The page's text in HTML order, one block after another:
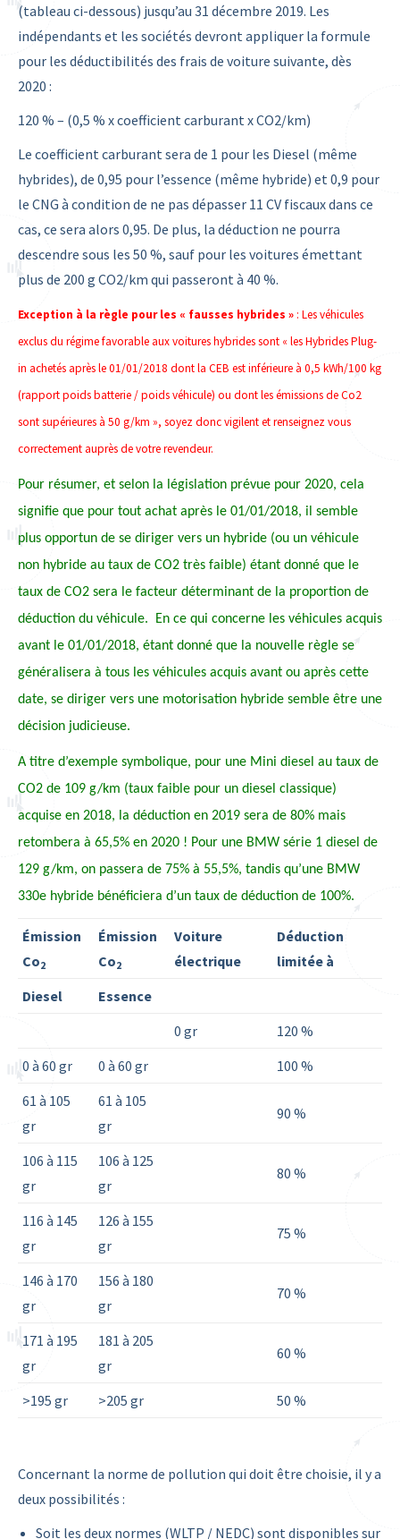
(tableau ci-dessous) jusqu’au 31 décembre 2019. Les
indépendants et les sociétés devront appliquer la formule
pour les déductibilités des frais de voiture suivante, dès
2020 :
120 % – (0,5 % x coefficient carburant x CO2/km)
Le coefficient carburant sera de 1 pour les Diesel (même
hybrides), de 0,95 pour l’essence (même hybride) et 0,9 pour
le CNG à condition de ne pas dépasser 11 CV fiscaux dans ce
cas, ce sera alors 0,95. De plus, la déduction ne pourra
descendre sous les 50 %, sauf pour les voitures émettant
plus de 200 g CO2/km qui passeront à 40 %.
Exception à la règle pour les « fausses hybrides » : Les véhicules
exclus du régime favorable aux voitures hybrides sont « les Hybrides Plug-
in achetés après le 01/01/2018 dont la CEB est inférieure à 0,5 kWh/100 kg
(rapport poids batterie / poids véhicule) ou dont les émissions de Co2
sont supérieures à 50 g/km », soyez donc vigilent et renseignez vous
correctement auprès de votre revendeur.
Pour résumer, et selon la législation prévue pour 2020, cela
signifie que pour tout achat après le 01/01/2018, il semble
plus opportun de se diriger vers un hybride (ou un véhicule
non hybride au taux de CO2 très faible) étant donné que le
taux de CO2 sera le facteur déterminant de la proportion de
déduction du véhicule. En ce qui concerne les véhicules acquis
avant le 01/01/2018, étant donné que la nouvelle règle se
généralisera à tous les véhicules acquis avant ou après cette
date, se diriger vers une motorisation hybride semble être une
décision judicieuse.
A titre d’exemple symbolique, pour une Mini diesel au taux de
CO2 de 109 g/km (taux faible pour un diesel classique)
acquise en 2018, la déduction en 2019 sera de 80% mais
retombera à 65,5% en 2020 ! Pour une BMW série 1 diesel de
129 g/km, on passera de 75% à 55,5%, tandis qu’une BMW
330e hybride bénéficiera d’un taux de déduction de 100%.
Émission
Co2
Émission
Co2
Voiture
électrique
Déduction
limitée à
Diesel
Essence
0 gr
120 %
0 à 60 gr
0 à 60 gr
100 %
61 à 105
gr
61 à 105
gr
90 %
106 à 115
gr
106 à 125
gr
80 %
116 à 145
gr
126 à 155
gr
75 %
146 à 170
gr
156 à 180
gr
70 %
171 à 195
gr
181 à 205
gr
60 %
>195 gr >205 gr 50 %
Concernant la norme de pollution qui doit être choisie, il y a
deux possibilités :
Soit les deux normes (WLTP / NEDC) sont disponibles sur